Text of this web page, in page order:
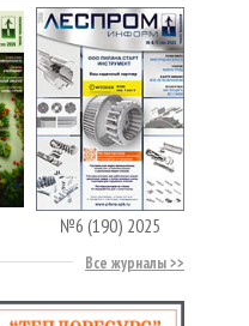
№6 (190) 2025
Все журналы